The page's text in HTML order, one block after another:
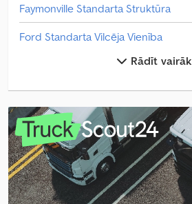
Faymonville Standarta Struktūra
Ford Standarta Vilcēja Vienība
Freightliner Kravas Automašīnas
Freightliner Traktoru Vienības
Fruehauf Pašizgāzējs
Fruehauf Standarta Struktūra
Rādīt vairāk